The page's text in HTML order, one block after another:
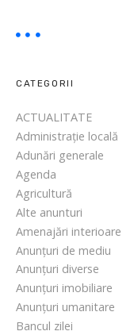
n
r
e
e
r
i
c
o
CATEGORII
ACTUALITATE
Administrație locală
Adunări generale
Agenda
Agricultură
Alte anunturi
Amenajări interioare
Anunțuri de mediu
Anunțuri diverse
Anunțuri imobiliare
Anunțuri umanitare
Bancul zilei